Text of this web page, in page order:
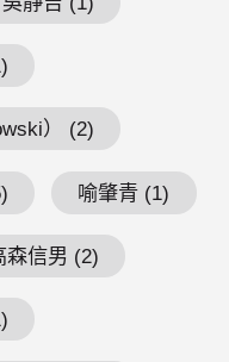
） (2)
喻肇青 (1)
森信男 (2)